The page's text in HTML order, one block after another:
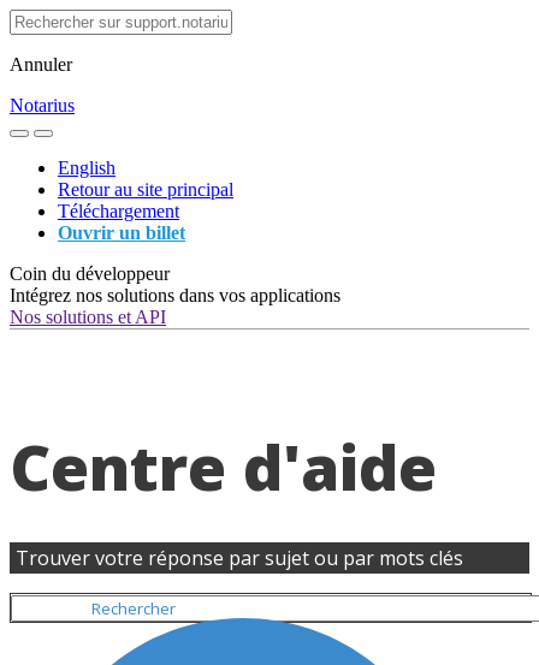
Annuler
Notarius
English
Retour au site principal
Téléchargement
Ouvrir un billet
Coin du développeur
Intégrez nos solutions dans vos applications
Nos solutions et API
Centre d'aide
Trouver votre réponse par sujet ou par mots clés